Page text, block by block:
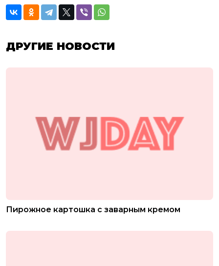
ДРУГИЕ НОВОСТИ
Пирожное картошка с заварным кремом